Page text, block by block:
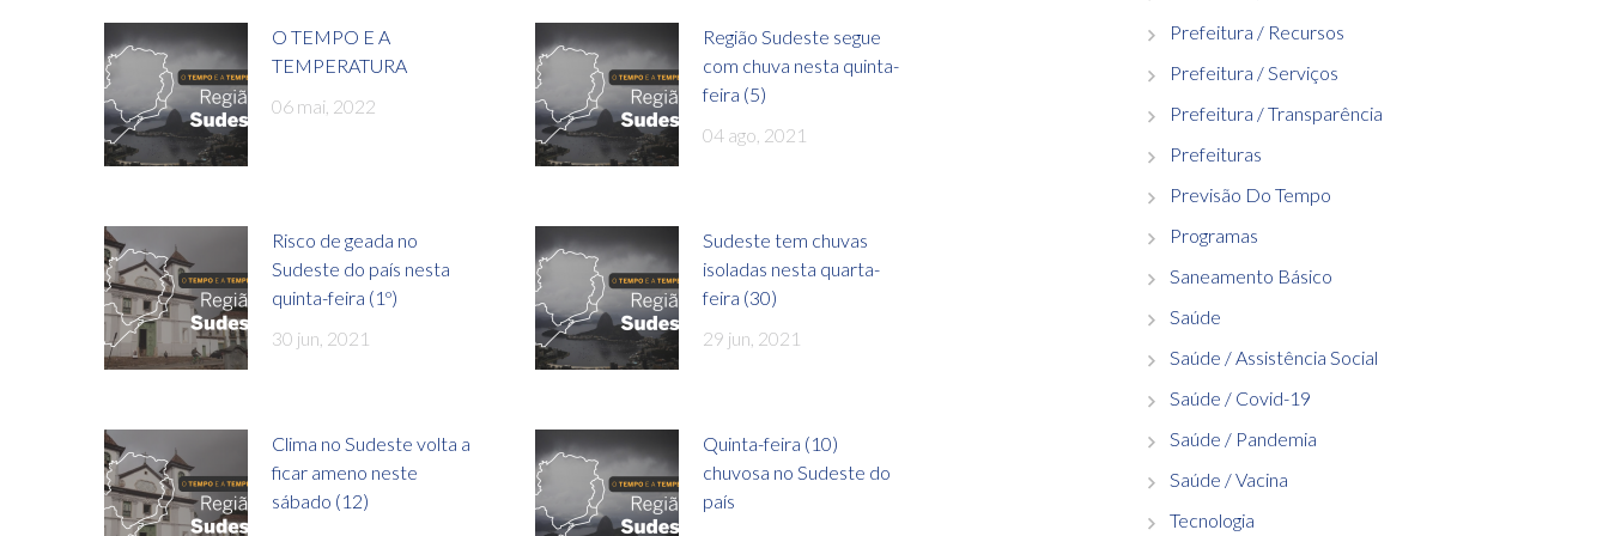
O TEMPO E A
TEMPERATURA
06 mai, 2022
Região Sudeste segue
com chuva nesta quinta-
feira (5)
04 ago, 2021
Risco de geada no
Sudeste do país nesta
quinta-feira (1º)
30 jun, 2021
Sudeste tem chuvas
isoladas nesta quarta-
feira (30)
29 jun, 2021
Clima no Sudeste volta a
ficar ameno neste
sábado (12)
Quinta-feira (10)
chuvosa no Sudeste do
país
Prefeitura / Recursos
Prefeitura / Serviços
Prefeitura / Transparência
Prefeituras
Previsão Do Tempo
Programas
Saneamento Básico
Saúde
Saúde / Assistência Social
Saúde / Covid-19
Saúde / Pandemia
Saúde / Vacina
Tecnologia